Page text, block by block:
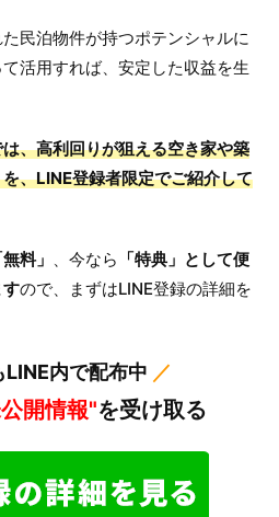
民泊物件が持つポテンシャルに
活用すれば、安定した収益を生
、高利回りが狙える空き家や築
、LINE登録者限定でご紹介して
料」 、今なら 「特典」として便
ので、まずはLINE登録の詳細を
LINE内で配布中 ／
開情報"を受け取る